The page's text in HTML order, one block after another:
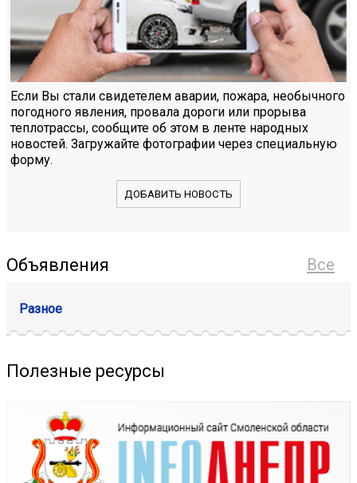
Если Вы стали свидетелем аварии, пожара, необычного
погодного явления, провала дороги или прорыва
теплотрассы, сообщите об этом в ленте народных
новостей. Загружайте фотографии через специальную
форму.
ДОБАВИТЬ НОВОСТЬ
Все
Объявления
Разное
Полезные ресурсы